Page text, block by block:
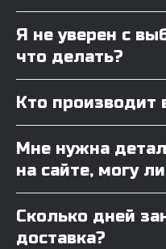
Я не уверен с
что делать?
Кто производит
Мне нужна
на сайте, могу
Сколько дней
доставка?